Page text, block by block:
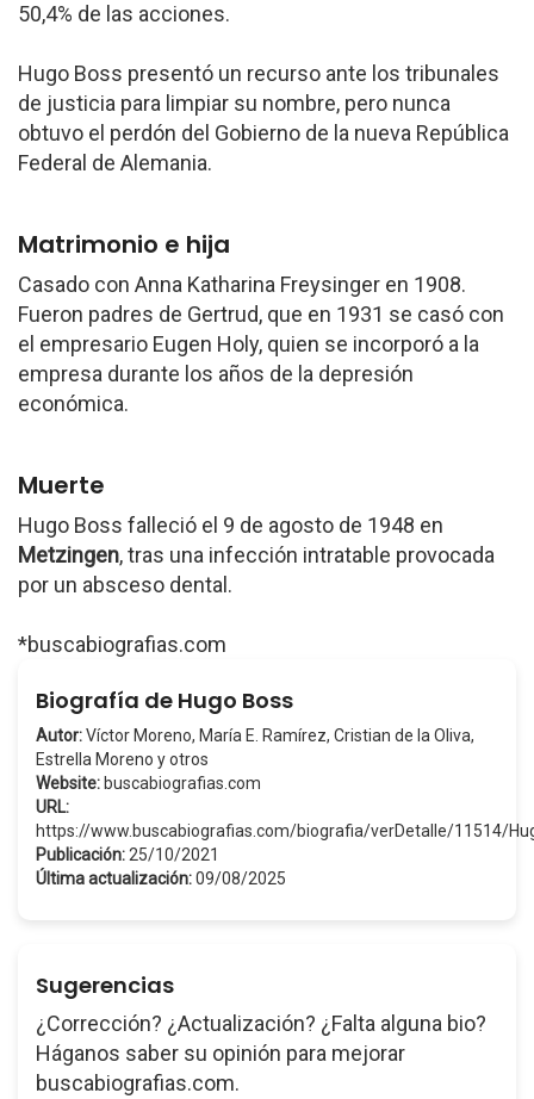
50,4% de las acciones.
Hugo Boss presentó un recurso ante los tribunales
de justicia para limpiar su nombre, pero nunca
obtuvo el perdón del Gobierno de la nueva República
Federal de Alemania.
Matrimonio e hija
Casado con Anna Katharina Freysinger en 1908.
Fueron padres de Gertrud, que en 1931 se casó con
el empresario Eugen Holy, quien se incorporó a la
empresa durante los años de la depresión
económica.
Muerte
Hugo Boss falleció el 9 de agosto de 1948 en
Metzingen, tras una infección intratable provocada
por un absceso dental.
*buscabiografias.com
Biografía de Hugo Boss
Autor:Víctor Moreno, María E. Ramírez, Cristian de la Oliva,
Estrella Moreno y otros
Website: buscabiografias.com
URL:
https://www.buscabiografias.com/biografia/verDetalle/11514/
Publicación: 25/10/2021
Última actualización:09/08/2025
Sugerencias
¿Corrección? ¿Actualización? ¿Falta alguna bio?
Háganos saber su opinión para mejorar
buscabiografias.com.